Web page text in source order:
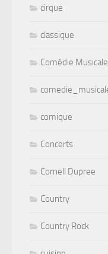
cirque
classique
Comédie Musicale
comique
Concerts
Cornell Dupree
Country
Country Rock